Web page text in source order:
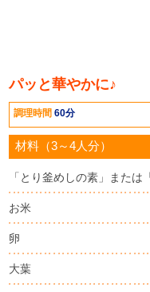
パッと華やかに♪
調理時間 60分
材料（3～4人分）
「とり釜めしの素」または
お米
卵
大葉